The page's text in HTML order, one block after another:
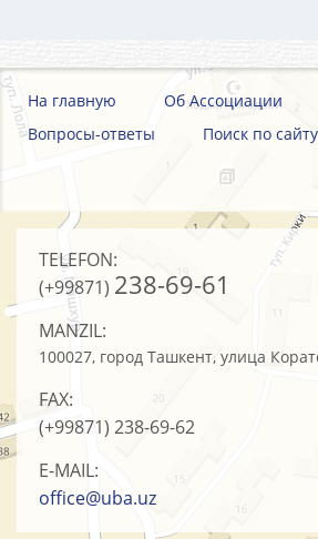
На главную Об Ассоциации
Вопросы-ответы
Поиск по сайту
TELEFON:
(+99871) 238-69-61
MANZIL:
100027, город Ташкент, улица
FAX:
(+99871) 238-69-62
E-MAIL:
office@uba.uz